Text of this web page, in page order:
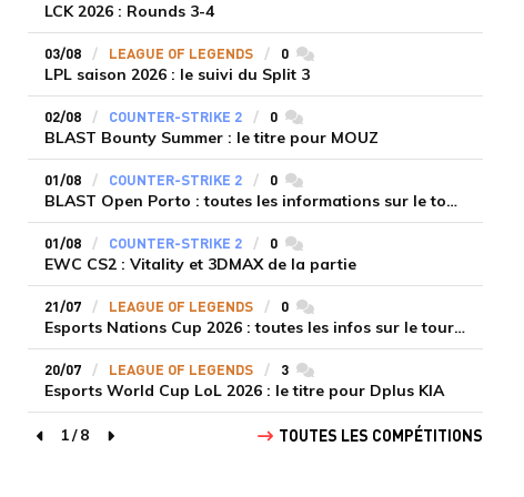
LCK 2026 : Rounds 3-4
03/08 LEAGUE OF LEGENDS 0commentaires
LPL saison 2026 : le suivi du Split 3
02/08 COUNTER-STRIKE 2 0commentaires
BLAST Bounty Summer : le titre pour MOUZ
01/08 COUNTER-STRIKE 2 0commentaires
BLAST Open Porto : toutes les informations sur le tournoi
01/08 COUNTER-STRIKE 2 0commentaires
EWC CS2 : Vitality et 3DMAX de la partie
21/07 LEAGUE OF LEGENDS 0commentaires
Esports Nations Cup 2026 : toutes les infos sur le tournoi
20/07 LEAGUE OF LEGENDS 3commentaires
Esports World Cup LoL 2026 : le titre pour Dplus KIA
page précédente
1/8
page suivante
TOUTES LES COMPÉTITIONS